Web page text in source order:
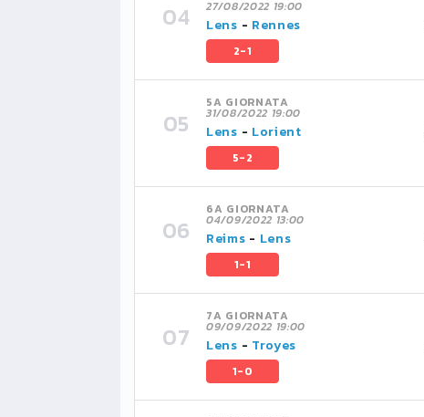
27/08/2022 19:00
Lens - Rennes
2-1
5A GIORNATA
31/08/2022 19:00
Lens - Lorient
5-2
6A GIORNATA
04/09/2022 13:00
Reims - Lens
1-1
7A GIORNATA
09/09/2022 19:00
Lens - Troyes
1-0